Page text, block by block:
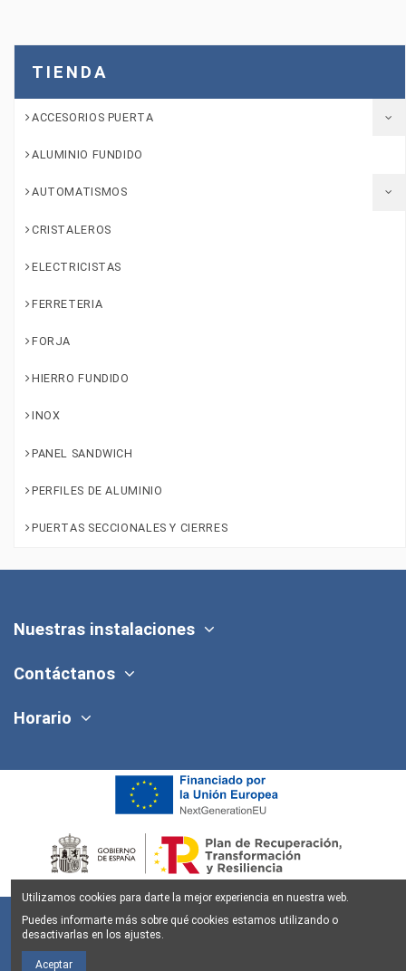
TIENDA
ACCESORIOS PUERTA
ALUMINIO FUNDIDO
AUTOMATISMOS
CRISTALEROS
ELECTRICISTAS
FERRETERIA
FORJA
HIERRO FUNDIDO
INOX
PANEL SANDWICH
PERFILES DE ALUMINIO
PUERTAS SECCIONALES Y CIERRES
Nuestras instalaciones
Contáctanos
Horario
Aviso legal
Utilizamos cookies para darte la mejor experiencia en nuestra web.
Puedes informarte más sobre qué cookies estamos utilizando o
desactivarlas en los ajustes.
Aceptar